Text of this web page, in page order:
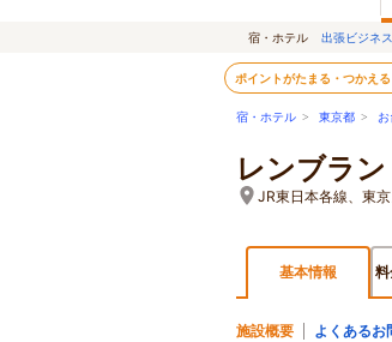
宿・ホテル 出張ビジネス
ポイントがたまる・つかえる
宿・ホテル > 東京都 >
レンブラ
JR東日本各線、東
基本情報
施設概要 よくあるお